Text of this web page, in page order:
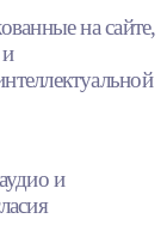
на сайте,
и